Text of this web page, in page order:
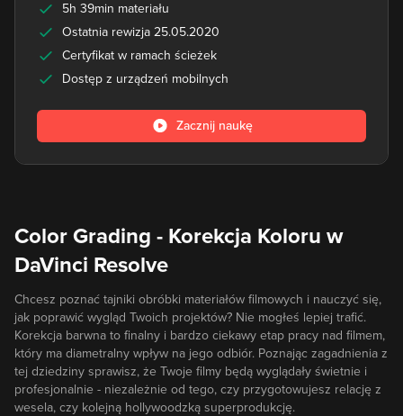
Color Grading - Korekcja Koloru w
DaVinci Resolve
Chcesz poznać tajniki obróbki materiałów filmowych i nauczyć się,
jak poprawić wygląd Twoich projektów? Nie mogłeś lepiej trafić.
Korekcja barwna to finalny i bardzo ciekawy etap pracy nad filmem,
który ma diametralny wpływ na jego odbiór. Poznając zagadnienia z
tej dziedziny sprawisz, że Twoje filmy będą wyglądały świetnie i
profesjonalnie - niezależnie od tego, czy przygotowujesz relację z
wesela, czy kolejną hollywoodzką superprodukcję.
5h 39min materiału
Ostatnia rewizja 25.05.2020
Certyfikat w ramach ścieżek
Dostęp z urządzeń mobilnych
Zacznij naukę